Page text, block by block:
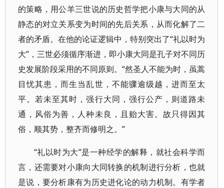
的策略，用公羊三世说的历史哲学把小康与大同的从
静态的对立关系变为时间的先后关系，从而化解了二
者的矛盾。在他的论证逻辑中，特别突出了“礼以时为
大”，三世必须循序渐进，即小康大同是孔子对不同历
史发展阶段采用的不同原则。“然圣人不能为时，虽蒿
目忧其患，而生当乱世，不能骤逾级越，进而至太
平。若未至其时，强行大同，强行公产，则道路未
通，风俗为善，人种未良，且贻大害。故只得因其
俗，顺其势，整齐而修明之。”
“礼以时为大”是一种经学的解释，就社会科学而
言，还需要对小康向大同转换的机制进行分析，也就
是说，要分析康有为历史进化论的动力机制。有学者